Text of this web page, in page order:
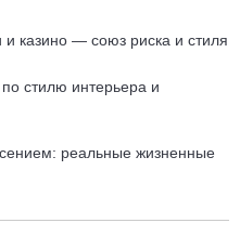
и казино — союз риска и стиля
стилю интерьера и
реальные жизненные